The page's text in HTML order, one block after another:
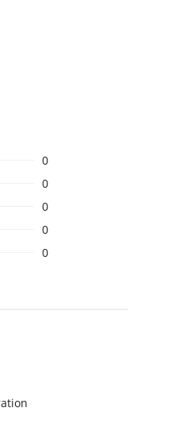
0
0
0
0
0